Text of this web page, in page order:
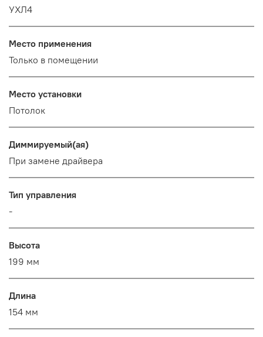
УХЛ4
Место применения
Только в помещении
Место установки
Потолок
Диммируемый(ая)
При замене драйвера
Тип управления
-
Высота
199 мм
Длина
154 мм